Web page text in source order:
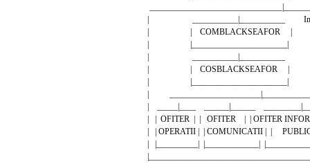
| ___________|___________
| | COMBLACKSEAFOR |
|
|
| |
|
|
| _____|____ ______|______
| | OFITER | | OFITER | | OFITER
| | OPERATII | | COMUNICATII | |
| |__________| |_____________|